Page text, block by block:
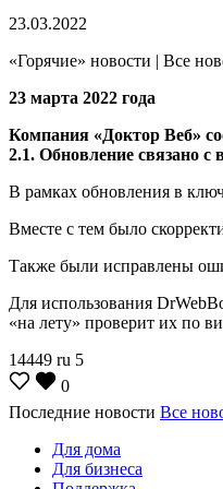
23.03.2022
«Горячие» новости | Все
23 марта 2022 года
Компания «Доктор Веб»
2.1. Обновление связано
В рамках обновления в
Вместе с тем было
Также были исправлены
Для использования
«на лету» проверит их по
14449 ru 5
0
Последние новости Все
Для дома
Для бизнеса